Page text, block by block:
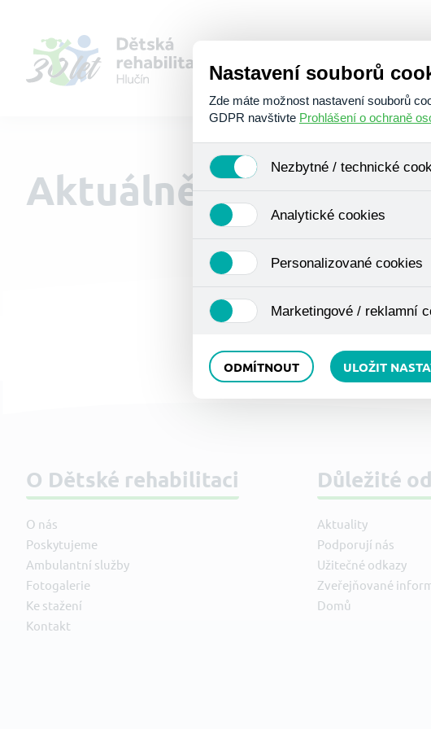
Aktuálně u nás
O Dětské rehabilitaci
O nás
Poskytujeme
Ambulantní služby
Fotogalerie
Ke stažení
Kontakt
Důležité
Aktuality
Podporují nás
Užitečné odkazy
Zveřejňované
Domů
Nastavení souborů
Zde máte možnost nastavení souborů
GDPR navštivte Prohlášení o ochraně
Nezbytné / technické
Používají se mimo jiné k ukládání
Analytické cookies
se již nejedná o osobní údaje, protože
Personalizované cookies
zkušenosti. Díky nim můžeme nabídku
Marketingové / reklamní
ODMÍTNOUT
ULOŽIT